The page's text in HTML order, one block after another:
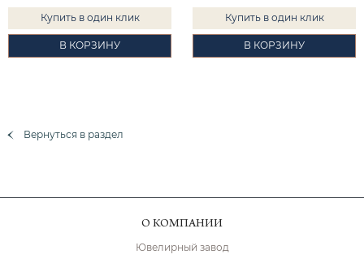
Купить в один клик
В КОРЗИНУ
Купить в один клик
В КОРЗИНУ
Вернуться в раздел
О КОМПАНИИ
Ювелирный завод